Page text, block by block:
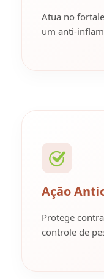
Atua no
um anti-
Ação
Protege
controle de